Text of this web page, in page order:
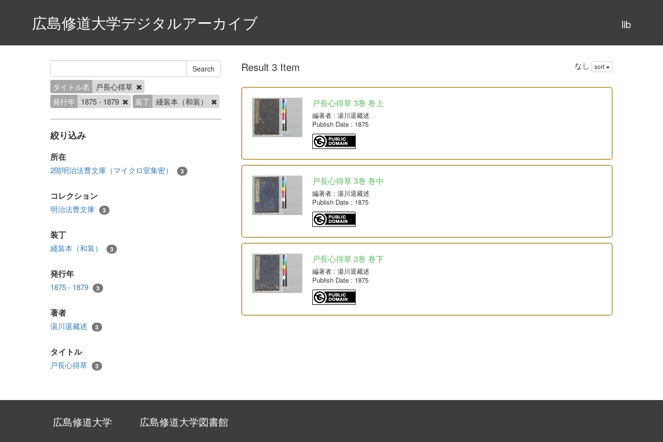
lib
広島修道大学デジタルアーカイブ
タイトル名
戸長心得草
発行年
1875 - 1879 装丁 綫装本（和装）
絞り込み
所在
2階明治法曹文庫（マイクロ室集密） 3
コレクション
明治法曹文庫 3
装丁
綫装本（和装） 3
発行年
1875 - 1879 3
著者
湯川退藏述 3
タイトル
戸長心得草 3
Result 3 Item なし sort
戸長心得草 3巻 巻上
編著者: 湯川退藏述
Publish Date: 1875
戸長心得草 3巻 巻中
編著者: 湯川退藏述
Publish Date: 1875
戸長心得草 3巻 巻下
編著者: 湯川退藏述
Publish Date: 1875
広島修道大学 広島修道大学図書館